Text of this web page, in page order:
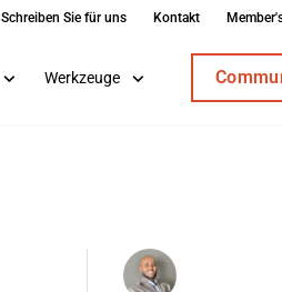
Schreiben Sie für uns Kontakt
Werkzeuge